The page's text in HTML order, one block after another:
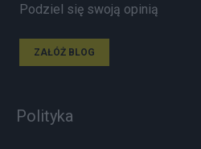
Podziel się swoją opinią
ZAŁÓŻ BLOG
Polityka